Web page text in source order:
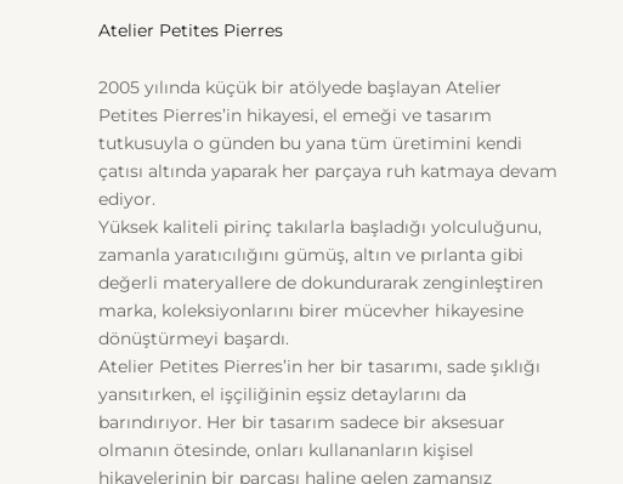
Atelier Petites Pierres
2005 yılında küçük bir atölyede başlayan Atelier
Petites Pierres’in hikayesi, el emeği ve tasarım
tutkusuyla o günden bu yana tüm üretimini kendi
çatısı altında yaparak her parçaya ruh katmaya devam
ediyor.
Yüksek kaliteli pirinç takılarla başladığı yolculuğunu,
zamanla yaratıcılığını gümüş, altın ve pırlanta gibi
değerli materyallere de dokundurarak zenginleştiren
marka, koleksiyonlarını birer mücevher hikayesine
dönüştürmeyi başardı.
Atelier Petites Pierres’in her bir tasarımı, sade şıklığı
yansıtırken, el işçiliğinin eşsiz detaylarını da
barındırıyor. Her bir tasarım sadece bir aksesuar
olmanın ötesinde, onları kullananların kişisel
hikayelerinin bir parçası haline gelen zamansız